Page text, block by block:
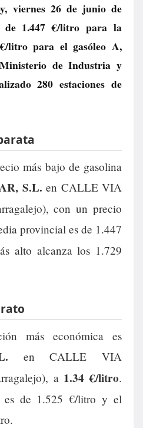
viernes 26 de junio de
de 1.447 €/litro para la
litropara el gasóleo A,
de Industria y
280 estaciones de
más bajo de gasolina
S.L. en CALLE VIA
con un precio
provincial es de 1.447
alto alcanza los 1.729
más económica es
en CALLE VIA
a 1.34 €/litro.
es de 1.525 €/litro y el